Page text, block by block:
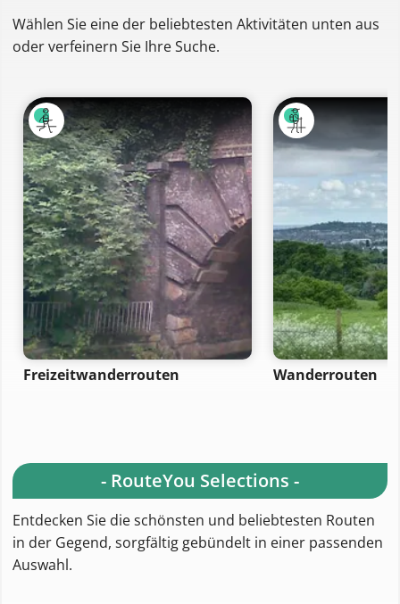
Wählen Sie eine der beliebtesten Aktivitäten unten aus
oder verfeinern Sie Ihre Suche.
Freizeitwanderrouten Wanderrouten
- RouteYou Selections -
Entdecken Sie die schönsten und beliebtesten Routen
in der Gegend, sorgfältig gebündelt in einer passenden
Auswahl.